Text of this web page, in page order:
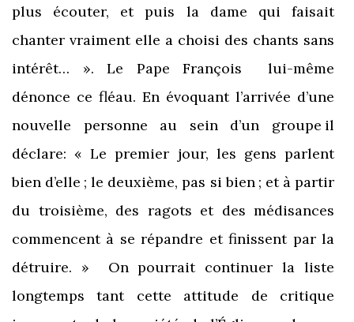
plus écouter, et puis la dame qui faisait
chanter vraiment elle a choisi des chants sans
intérêt… ». Le Pape François lui-même
dénonce ce fléau. En évoquant l’arrivée d’une
nouvelle personne au sein d’un groupe il
déclare: « Le premier jour, les gens parlent
bien d’elle ; le deuxième, pas si bien ; et à partir
du troisième, des ragots et des médisances
commencent à se répandre et finissent par la
détruire. » On pourrait continuer la liste
longtemps tant cette attitude de critique